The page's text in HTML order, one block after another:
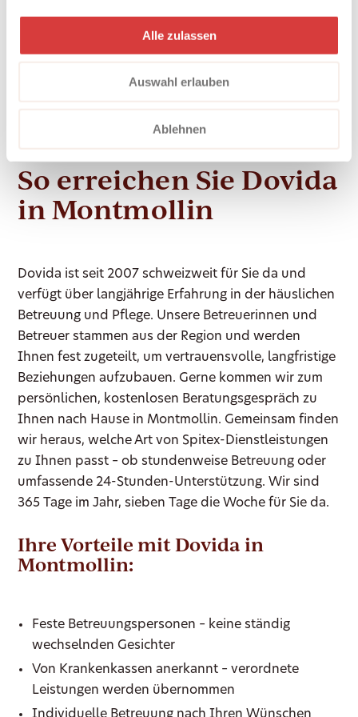
Alle zulassen
Auswahl erlauben
Ablehnen
Alle Leistungen werden individuell auf Ihre
Situation abgestimmt. Ihre Bedürfnisse und
So erreichen Sie Dovida
in Montmollin
Dovida ist seit 2007 schweizweit für Sie da und
verfügt über langjährige Erfahrung in der häuslichen
Betreuung und Pflege. Unsere Betreuerinnen und
Betreuer stammen aus der Region und werden
Ihnen fest zugeteilt, um vertrauensvolle, langfristige
Beziehungen aufzubauen. Gerne kommen wir zum
persönlichen, kostenlosen Beratungsgespräch zu
Ihnen nach Hause in Montmollin. Gemeinsam finden
wir heraus, welche Art von Spitex-Dienstleistungen
zu Ihnen passt – ob stundenweise Betreuung oder
umfassende 24-Stunden-Unterstützung. Wir sind
365 Tage im Jahr, sieben Tage die Woche für Sie da.
Ihre Vorteile mit Dovida in
Montmollin:
Feste Betreuungspersonen – keine ständig
wechselnden Gesichter
Von Krankenkassen anerkannt – verordnete
Leistungen werden übernommen